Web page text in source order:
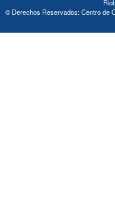
© Derechos Reservados: Centro de